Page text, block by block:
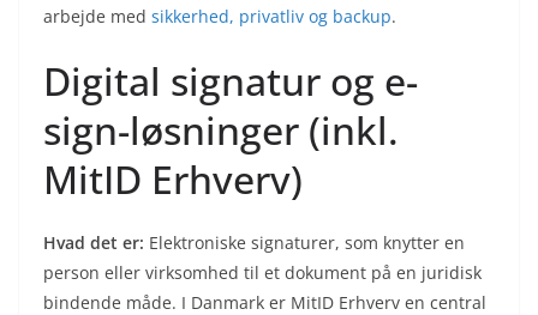
arbejde med sikkerhed, privatliv og backup.
Digital signatur og e-
sign-løsninger (inkl.
MitID Erhverv)
Hvad det er: Elektroniske signaturer, som knytter en
person eller virksomhed til et dokument på en juridisk
bindende måde. I Danmark er MitID Erhverv en central